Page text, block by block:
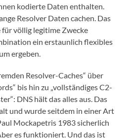
kodierte Daten enthalten.
Resolver Daten cachen. Das
für völlig legitime Zwecke
ein erstaunlich flexibles
ergeben.
Resolver-Caches“ über
bis hin zu „vollständiges C2-
DNS hält das alles aus. Das
und wurde seitdem in einer Art
Mockapetris 1983 sicherlich
es funktioniert. Und das ist